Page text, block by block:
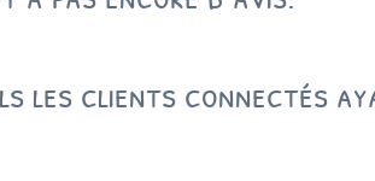
les clients connectés